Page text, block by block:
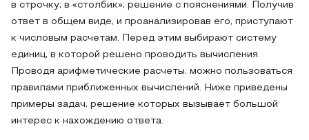
в строчку; в «столбик»; решение с пояснениями. Получив
ответ в общем виде, и проанализировав его, приступают
к числовым расчетам. Перед этим выбирают систему
единиц, в которой решено проводить вычисления.
Проводя арифметические расчеты, можно пользоваться
правилами приближенных вычислений. Ниже приведены
примеры задач, решение которых вызывает большой
интерес к нахождению ответа.